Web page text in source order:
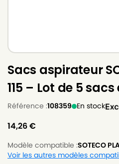
Sacs aspirateur
115 – Lot de 5
Référence :108359 En stock
14,26€
Modèle compatible :SOTECO
Voir les autres modèles